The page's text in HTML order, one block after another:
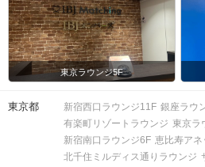
東京ラウンジ5F
東京都 新宿西口ラウンジ11F 銀座ラウ
有楽町リゾートラウンジ 東京ラ
新宿南口ラウンジ6F 恵比寿アネ
北千住ミルディス通りラウンジ